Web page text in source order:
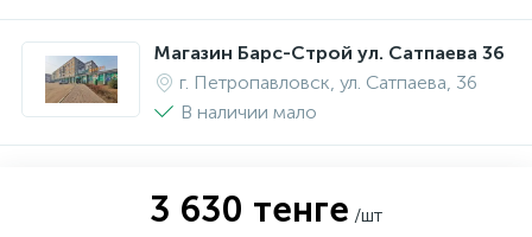
Магазин Барс-Строй ул. Сатпаева 36
г. Петропавловск, ул. Сатпаева, 36
В наличии мало
3 630 тенге /шт